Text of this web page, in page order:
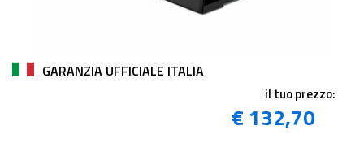
GARANZIA UFFICIALE ITALIA
il tuo prezzo:
€ 132,70